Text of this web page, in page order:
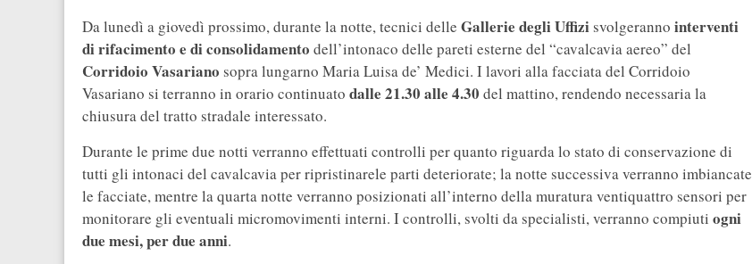
Da lunedì a giovedì prossimo, durante la notte, tecnici delle Gallerie degli Uffizi svolgeranno interventi
di rifacimento e di consolidamento dell’intonaco delle pareti esterne del “cavalcavia aereo” del
Corridoio Vasariano sopra lungarno Maria Luisa de’ Medici. I lavori alla facciata del Corridoio
Vasariano si terranno in orario continuato dalle 21.30 alle 4.30 del mattino, rendendo necessaria la
chiusura del tratto stradale interessato.
Durante le prime due notti verranno effettuati controlli per quanto riguarda lo stato di conservazione di
tutti gli intonaci del cavalcavia per ripristinarele parti deteriorate; la notte successiva verranno imbiancate
le facciate, mentre la quarta notte verranno posizionati all’interno della muratura ventiquattro sensori per
monitorare gli eventuali micromovimenti interni. I controlli, svolti da specialisti, verranno compiuti ogni
due mesi, per due anni.